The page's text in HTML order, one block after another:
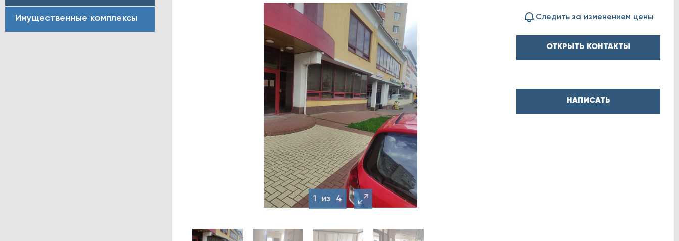
Имущественные комплексы
1 из 4
Следить за изменением цены
ОТКРЫТЬ КОНТАКТЫ
НАПИСАТЬ